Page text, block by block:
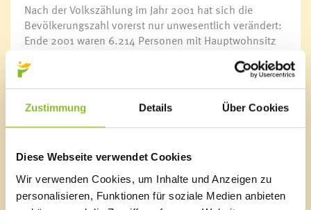
Zustimmung Details Über Cookies
Diese Webseite verwendet Cookies
Wir verwenden Cookies, um Inhalte und Anzeigen zu
personalisieren, Funktionen für soziale Medien anbieten
Nach der Volkszählung im Jahr 2001 hat sich die
Bevölkerungszahl vorerst nur unwesentlich verändert:
Ende 2001 waren 6.214 Personen mit Hauptwohnsitz
Menschen. Doch seitdem steigt die Einwohnerzahl in
Frastanz an. Ende Jänner 2022 sind mit 6.623
Personen um 6,7 Prozent mehr Personen mit
Hauptwohnsitz gemeldet als vor etwas mehr als 10
Jahren.
„Wo Vielfalt zuhause ist“
Aufgeteilt auf die Nationalitäten haben 77,6% die
österreichische Staatsbürgerschaft in Frastanz. Mit